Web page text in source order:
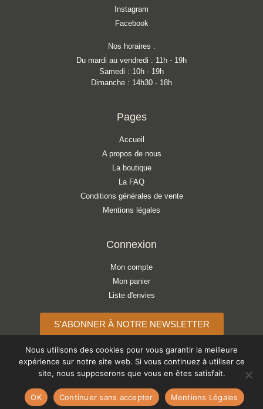
Instagram
Facebook
Nos horaires :
Du mardi au vendredi : 11h - 19h
Samedi : 10h - 19h
Dimanche : 14h30 - 18h
Pages
Accueil
A propos de nous
La boutique
La FAQ
Conditions générales de vente
Mentions légales
Connexion
Mon compte
Mon panier
Liste d'envies
S'ABONNER À NOTRE NEWSLETTER
Copyright © 2026 ATELIER LÉONIE
Paiements acceptés :
Nous utilisons des cookies pour vous garantir la meilleure
expérience sur notre site web. Si vous continuez à utiliser ce
site, nous supposerons que vous en êtes satisfait.
OK Continuer sans accepter Mentions Légales